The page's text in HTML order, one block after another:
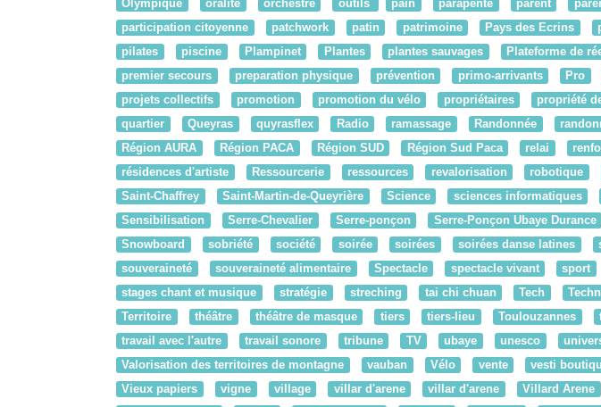
Olympique
oralité orchestre outils pain parapente parent
participation citoyenne
patchwork patin patrimoine Pays des Ecrins
pilates
piscine Plampinet Plantes plantes sauvages Plateforme de
premier secours
preparation physique prévention primo-arrivants Pro
projets collectifs
promotion promotion du vélo propriétaires propriété
quartier
Queyras quyrasflex Radio ramassage Randonnée
Région AURA
Région PACA Région SUD Région Sud Paca relai
résidences d'artiste
Ressourcerie ressources revalorisation robotique
Saint-Chaffrey
Saint-Martin-de-Queyrière Science sciences informatiques
Sensibilisation
Serre-Chevalier Serre-ponçon Serre-Ponçon Ubaye Durance
Snowboard
sobriété société soirée soirées soirées danse latines
souveraineté
souveraineté alimentaire Spectacle spectacle vivant sport
stages chant et musique
stratégie streching tai chi chuan Tech
Territoire
théâtre théâtre de masque tiers tiers-lieu Toulouzannes
travail avec l'autre
travail sonore tribune TV ubaye unesco
Valorisation des territoires de montagne
vauban Vélo vente vesti
Vieux papiers
vigne village villar d'arene villar d'arene Villard Arene